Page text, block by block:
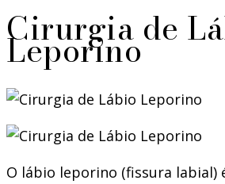
Cirurgia de
Leporino
O lábio leporino (fissura labial)